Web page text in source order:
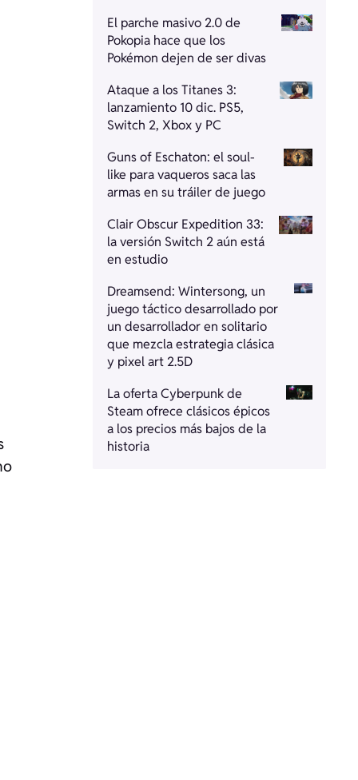
El parche masivo 2.0 de
Pokopia hace que los
Pokémon dejen de ser divas
Ataque a los Titanes 3:
lanzamiento 10 dic. PS5,
Switch 2, Xbox y PC
Guns of Eschaton: el soul-
like para vaqueros saca las
armas en su tráiler de juego
Clair Obscur Expedition 33:
la versión Switch 2 aún está
en estudio
Dreamsend: Wintersong, un
juego táctico desarrollado por
un desarrollador en solitario
que mezcla estrategia clásica
y pixel art 2.5D
La oferta Cyberpunk de
Steam ofrece clásicos épicos
a los precios más bajos de la
historia